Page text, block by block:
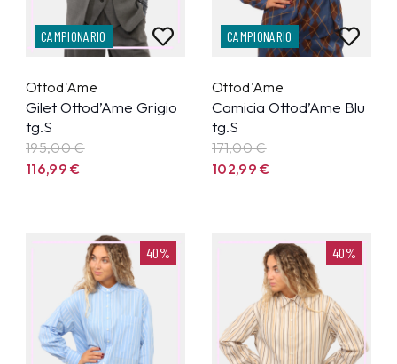
CAMPIONARIO
Ottod'Ame
Gilet Ottod’Ame Grigio
tg.S
195,00 €
116,99€
CAMPIONARIO
Ottod'Ame
Camicia Ottod’Ame Blu
tg.S
171,00 €
102,99€
40% 40%